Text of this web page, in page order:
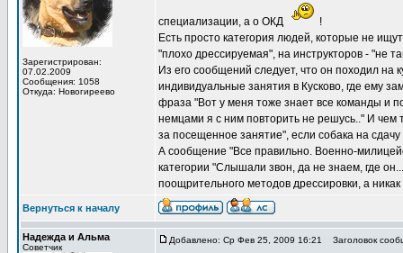
Зарегистрирован:
07.02.2009
Сообщения: 1058
Откуда: Новогиреево
специализации, а о ОКД
!
Есть просто категория людей, которые не
"плохо дрессируемая", на инструкторов - "не
Из его сообщений следует, что он походил
индивидуальные занятия в Кусково, где ему
фраза "Вот у меня тоже знает все команды и
немцами я с ним повторить не решусь.." И чем
за посещенное занятие", если собака на сдачу
А сообщение "Все правильно. Военно-
категории "Слышали звон, да не знаем, где
поощрительного методов дрессировки, а
Вернуться к началу
Надежда и Альма
Советчик
Добавлено: Ср Фев 25, 2009 16:21 Заголовок